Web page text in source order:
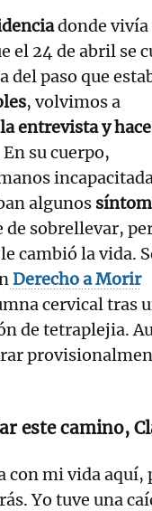
donde vivía
el 24 de abril se
del paso que
, volvimos a
entrevista y
su cuerpo,
algunos
sobrellevar,
le cambió la vida.
Derecho a Morir
cervical tras
de tetraplejia.
este camino,
mi vida aquí,
Yo tuve una